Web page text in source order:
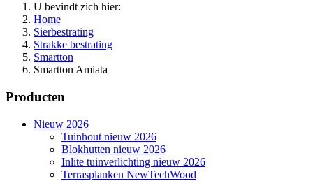
U bevindt zich hier:
Home
Sierbestrating
Strakke bestrating
Smartton
Smartton Amiata
Producten
Nieuw 2026
Tuinhout nieuw 2026
Blokhutten nieuw 2026
Inlite tuinverlichting nieuw 2026
Terrasplanken NewTechWood